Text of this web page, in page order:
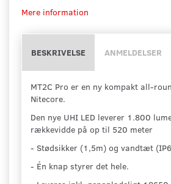
Mere information
BESKRIVELSE ANMELDELSER
MT2C Pro er en ny kompakt all-
Nitecore.
Den nye UHI LED leverer 1.800
rækkevidde på op til 520 meter
- Stødsikker (1,5m) og vandtæt
- Én knap styrer det hele.